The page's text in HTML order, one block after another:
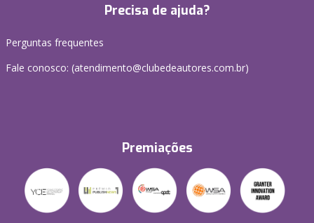
Precisa de ajuda?
Perguntas frequentes
Fale conosco: (atendimento@clubedeautores.com.br)
Premiações